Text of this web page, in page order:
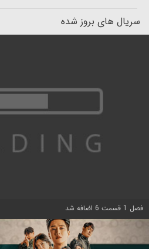
سریال های بروز شده
فصل 1 قسمت 6 اضافه شد